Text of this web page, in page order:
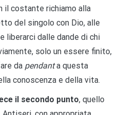
il costante richiamo alla
del singolo con Dio, alle
liberarci dalle dande di chi
solo un essere finito,
da pendanta questa
conoscenza e della vita.
il secondo punto, quello